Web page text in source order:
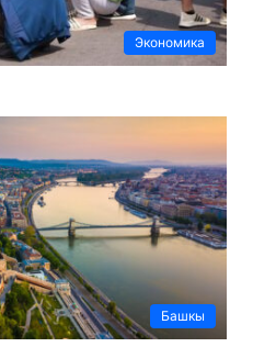
Экономика
Башкы